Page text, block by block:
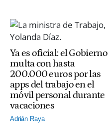
Ya es oficial: el Gobierno
multa con hasta
200.000 euros por las
apps del trabajo en el
móvil personal durante
vacaciones
Adrián Raya